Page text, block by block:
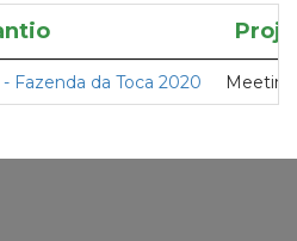
Fazenda da Toca 2020